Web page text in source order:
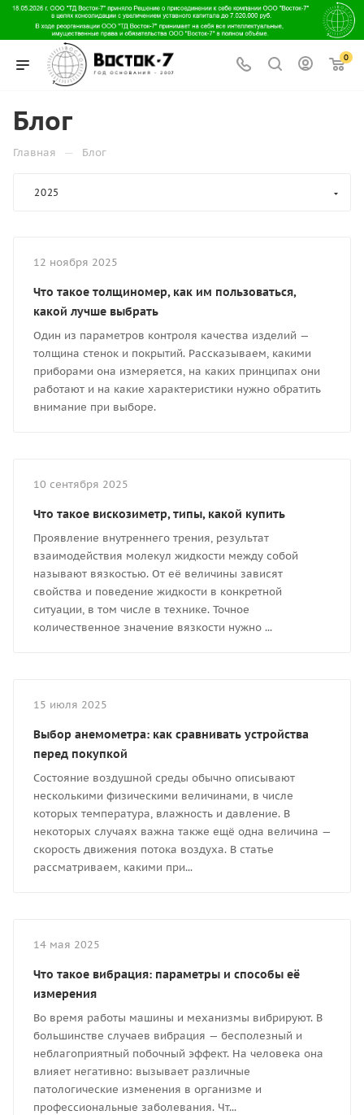
0
Блог
Главная — Блог
2025
12 ноября 2025
Что такое толщиномер, как им пользоваться,
какой лучше выбрать
Один из параметров контроля качества изделий —
толщина стенок и покрытий. Рассказываем, какими
приборами она измеряется, на каких принципах они
работают и на какие характеристики нужно обратить
внимание при выборе.
10 сентября 2025
Что такое вискозиметр, типы, какой купить
Проявление внутреннего трения, результат
взаимодействия молекул жидкости между собой
называют вязкостью. От её величины зависят
свойства и поведение жидкости в конкретной
ситуации, в том числе в технике. Точное
количественное значение вязкости нужно ...
15 июля 2025
Выбор анемометра: как сравнивать устройства
перед покупкой
Состояние воздушной среды обычно описывают
несколькими физическими величинами, в числе
которых температура, влажность и давление. В
некоторых случаях важна также ещё одна величина —
скорость движения потока воздуха. В статье
рассматриваем, какими при...
14 мая 2025
Что такое вибрация: параметры и способы её
измерения
Во время работы машины и механизмы вибрируют. В
большинстве случаев вибрация — бесполезный и
неблагоприятный побочный эффект. На человека она
влияет негативно: вызывает различные
патологические изменения в организме и
профессиональные заболевания. Чт...